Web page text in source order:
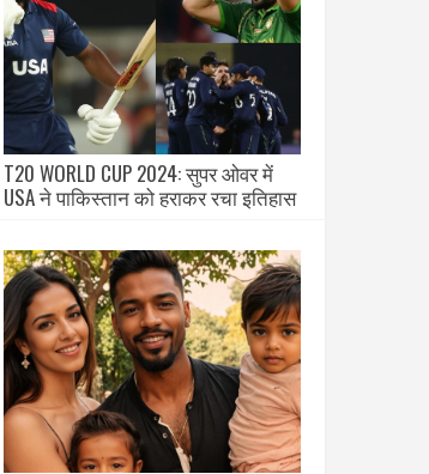
T20 WORLD CUP 2024: सुपर ओवर में
USA ने पाकिस्तान को हराकर रचा इतिहास